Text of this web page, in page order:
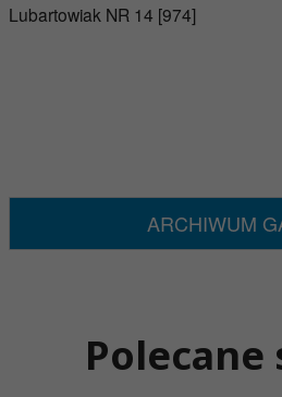
Lubartowiak NR 14 [974]
ARCHIWUM